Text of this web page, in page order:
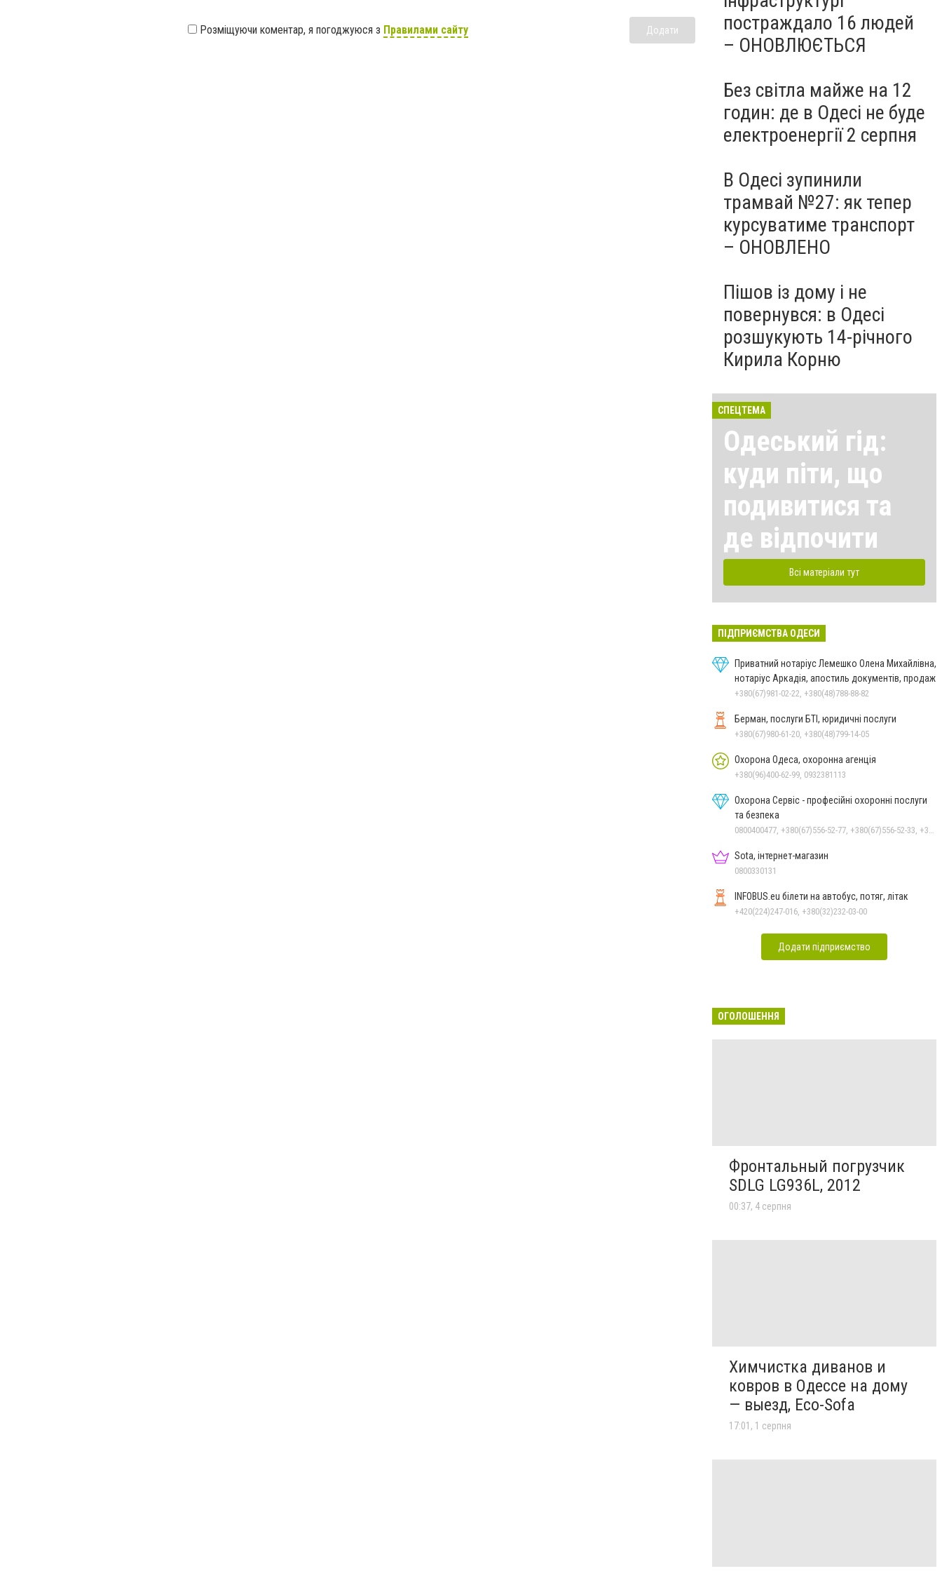
Розміщуючи коментар, я погоджуюся з Правилами сайту Додати
постраждало 16 людей
– ОНОВЛЮЄТЬСЯ
Без світла майже на 12
годин: де в Одесі не буде
електроенергії 2 серпня
В Одесі зупинили
трамвай №27: як тепер
курсуватиме транспорт
– ОНОВЛЕНО
Пішов із дому і не
повернувся: в Одесі
розшукують 14-річного
Кирила Корню
СПЕЦТЕМА
Одеський гід:
куди піти, що
подивитися та
де відпочити
Всі матеріали тут
ПІДПРИЄМСТВА ОДЕСИ
Приватний нотаріус Лемешко Олена Михайлівна,
нотаріус Аркадія, апостиль документів, продаж
+380(67)981-02-22, +380(48)788-88-82
Берман, послуги БТІ, юридичні послуги
+380(67)980-61-20, +380(48)799-14-05
Охорона Одеса, охоронна агенція
+380(96)400-62-99, 0932381113
Охорона Сервіс - професійні охоронні послуги
та безпека
Sota, інтернет-магазин
0800330131
INFOBUS.eu білети на автобус, потяг, літак
+420(224)247-016, +380(32)232-03-00
Додати підприємство
ОГОЛОШЕННЯ
Фронтальный погрузчик
SDLG LG936L, 2012
00:37, 4 серпня
Химчистка диванов и
ковров в Одессе на дому
— выезд, Eco-Sofa
17:01, 1 серпня